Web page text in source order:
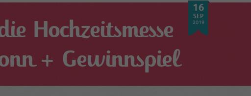
Hochzeitsmesse
+ Gewinnspiel
16
SEP
2019